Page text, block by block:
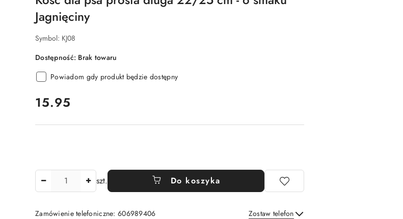
Jagnięciny
Symbol: KJ08
Dostępność: Brak towaru
Powiadom gdy produkt będzie dostępny
cena:
15.95
szt. Do koszyka
Zamówienie telefoniczne: 606989406 Zostaw telefon